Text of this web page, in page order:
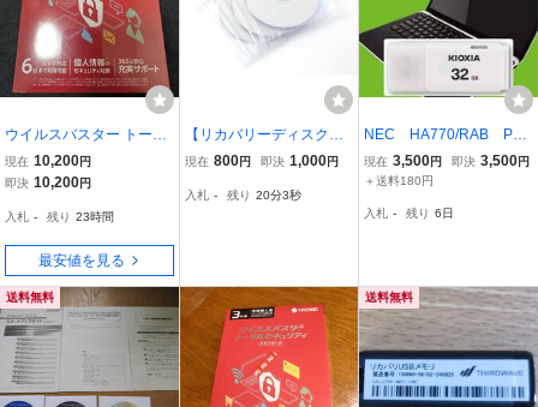
ウイルスバスター トータ
ルセキュリティ スタンダ
ード 3年版 同時購入版 新
現在 10,200円
即決 10,200円
入札 - 残り 23時間
最安値を見る
【リカバリーディスク】S
ONY VAIO VPCL225FJ
現在 800円 即決 1,000円
入札 - 残り 20分2秒
NEC HA770/RAB PC-
HA770RAB HA770/RA
W PC-HA770RAW Wi
リカバリ USB メディア
現在 3,500円 即決 3,500円
＋送料180円
入札 - 残り 6日
送料無料 送料無料